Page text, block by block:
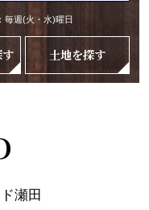
毎週(火・水)曜日
土地を探す
瀬田